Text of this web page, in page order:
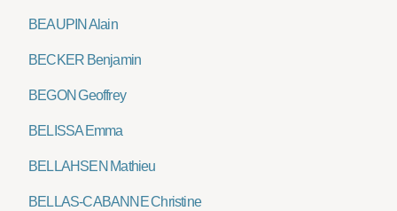
BEAUPIN Alain
BECKER Benjamin
BEGON Geoffrey
BELISSA Emma
BELLAHSEN Mathieu
BELLAS-CABANNE Christine